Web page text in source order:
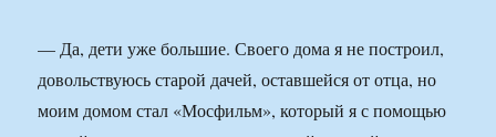
— Да, дети уже большие. Своего дома я не построил,
довольствуюсь старой дачей, оставшейся от отца, но
моим домом стал «Мосфильм», который я с помощью